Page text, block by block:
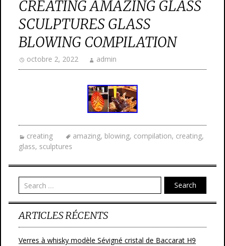
CREATING AMAZING GLASS
SCULPTURES GLASS
BLOWING COMPILATION
octobre 2, 2022 admin
creating amazing, blowing, compilation, creating,
glass, sculptures
Search
ARTICLES RÉCENTS
Verres à whisky modèle Sévigné cristal de Baccarat H9